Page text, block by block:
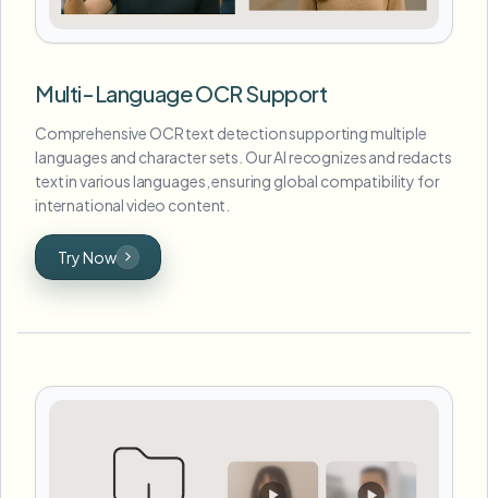
Multi-Language OCR Support
Comprehensive OCR text detection supporting multiple
languages and character sets. Our AI recognizes and redacts
text in various languages, ensuring global compatibility for
international video content.
Try Now